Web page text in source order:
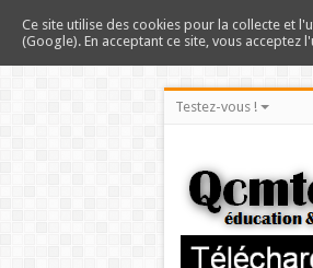
Testez-vous !
Ce site utilise des cookies pour la collecte et
(Google). En acceptant ce site, vous acceptez